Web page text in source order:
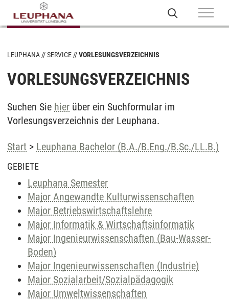
LEUPHANA SERVICE VORLESUNGSVERZEICHNIS
VORLESUNGSVERZEICHNIS
Suchen Sie hier über ein Suchformular im
Vorlesungsverzeichnis der Leuphana.
Start > Leuphana Bachelor (B.A./B.Eng./B.Sc./LL.B.)
GEBIETE
Leuphana Semester
Major Angewandte Kulturwissenschaften
Major Betriebswirtschaftslehre
Major Informatik & Wirtschaftsinformatik
Major Ingenieurwissenschaften (Bau-Wasser-
Boden)
Major Ingenieurwissenschaften (Industrie)
Major Sozialarbeit/Sozialpädagogik
Major Umweltwissenschaften